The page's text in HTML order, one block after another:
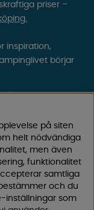
priser –
inspiration,
börjar
på siten
helt nödvändiga
men även
funktionalitet
samtliga
och du
inställningar som